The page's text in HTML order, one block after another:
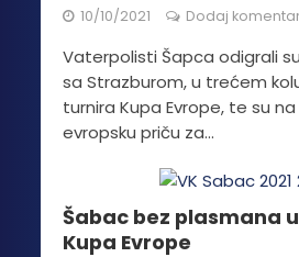
10/10/2021 Dodaj komentar
Vaterpolisti Šapca odigrali
sa Strazburom, u trećem
turnira Kupa Evrope, te su
evropsku priču za...
Šabac bez plasmana
Kupa Evrope